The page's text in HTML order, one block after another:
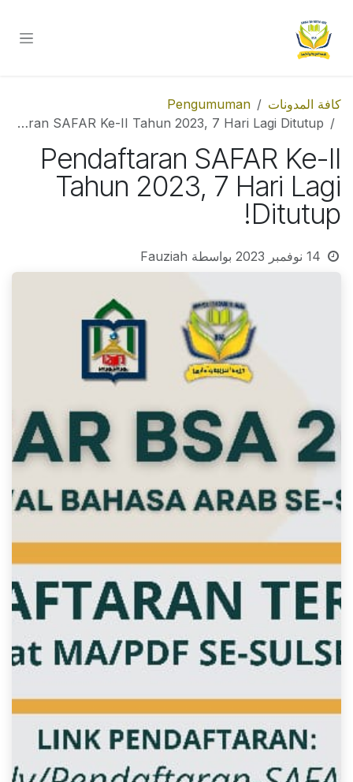
كافة المدونات
Pengumuman
Pendaftaran SAFAR Ke-II Tahun 2023, 7 Hari Lagi Ditutup!
Pendaftaran SAFAR Ke-II
Tahun 2023, 7 Hari Lagi
Ditutup!
14 نوفمبر 2023 بواسطة Fauziah